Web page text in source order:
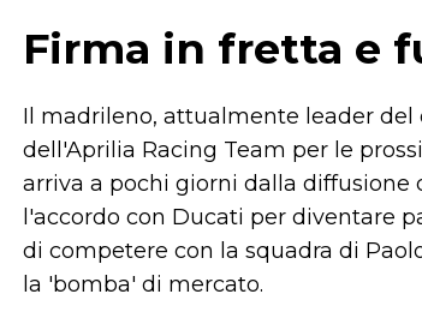
Firma in fretta e
Il madrileno, attualmente leader del
dell'Aprilia Racing Team per le
arriva a pochi giorni dalla
l'accordo con Ducati per diventare
di competere con la squadra di
la 'bomba' di mercato.